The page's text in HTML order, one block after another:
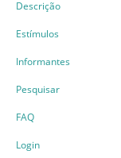
Descrição
Estímulos
Informantes
Pesquisar
FAQ
Login